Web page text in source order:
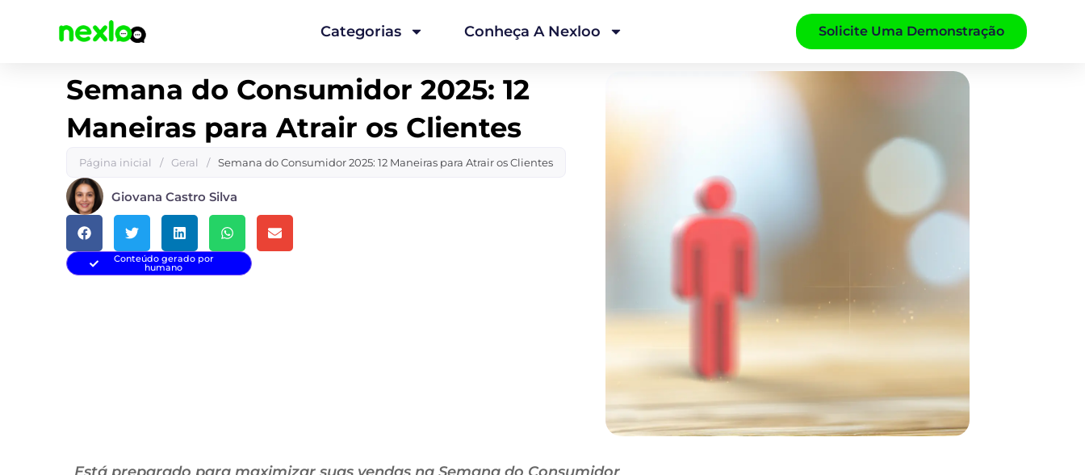
Categorias Conheça A Nexloo Solicite Uma Demonstração
Semana do Consumidor 2025: 12
Maneiras para Atrair os Clientes
Página inicial / Geral / Semana do Consumidor 2025: 12 Maneiras para Atrair os Clientes
Giovana Castro Silva
Conteúdo gerado por
humano
Está preparado para maximizar suas vendas na Semana do Consumidor